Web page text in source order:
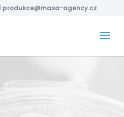
produkce@masa-agency.cz